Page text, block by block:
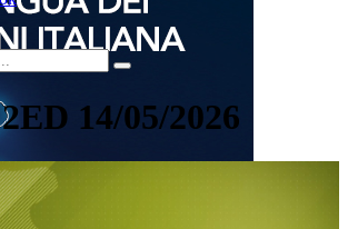
14/05/2026